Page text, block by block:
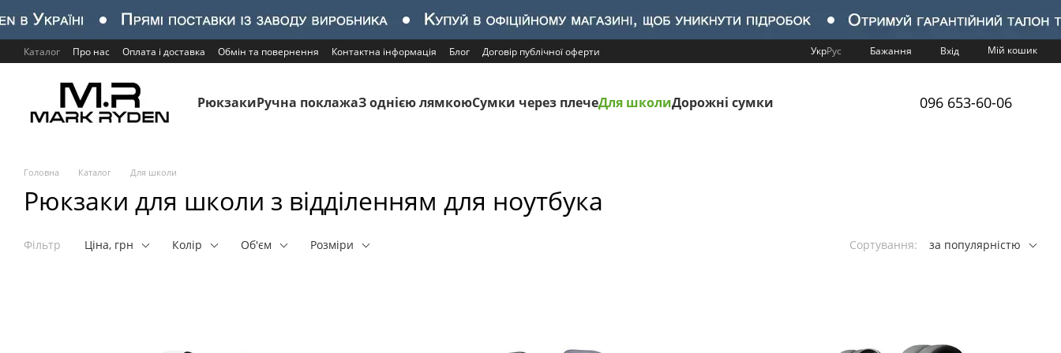
Перейти до основного контенту
Каталог Про нас Оплата і доставка Обмін та повернення Контактна інформація Блог Договір публічної оферти УкрРус Бажання Вхід Мій кошик
РюкзакиРучна поклажаЗ однією лямкоюСумки через плечеДля школиДорожні сумки 096 653-60-06
Головна Каталог Для школи
Рюкзаки для школи з відділенням для ноутбука
Фільтр Ціна, грн Колір Об'єм Розміри Сортування: за популярністю